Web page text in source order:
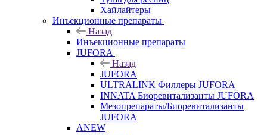
Хайлайтеры
Инъекционные препараты
Назад
Инъекционные препараты
JUFORA
Назад
JUFORA
ULTRALINK Филлеры JUFORA
INNATA Биоревитализанты JUFORA
Мезопрепараты/Биоревитализанты
JUFORA
ANEW